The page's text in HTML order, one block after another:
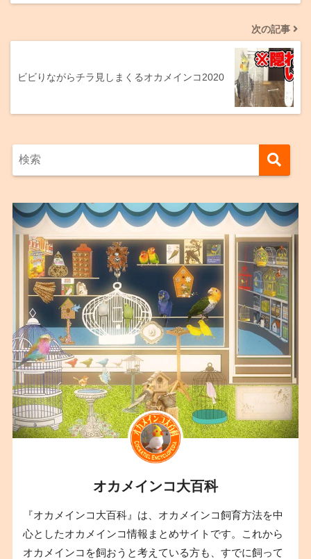
次の記事
ビビりながらチラ見しまくるオカメインコ2020
オカメインコ大百科
『オカメインコ大百科』は、オカメインコ飼育方法を中
心としたオカメインコ情報まとめサイトです。これから
オカメインコを飼おうと考えている方も、すでに飼って